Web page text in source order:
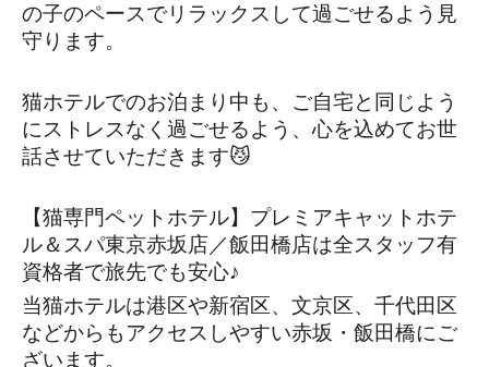
の子のペースでリラックスして過ごせるよう見
守ります。
猫ホテルでのお泊まり中も、ご自宅と同じよう
にストレスなく過ごせるよう、心を込めてお世
話させていただきます😼
【猫専門ペットホテル】プレミアキャットホテ
ル＆スパ東京赤坂店／飯田橋店は全スタッフ有
資格者で旅先でも安心♪
当猫ホテルは港区や新宿区、文京区、千代田区
などからもアクセスしやすい赤坂・飯田橋にご
ざいます。